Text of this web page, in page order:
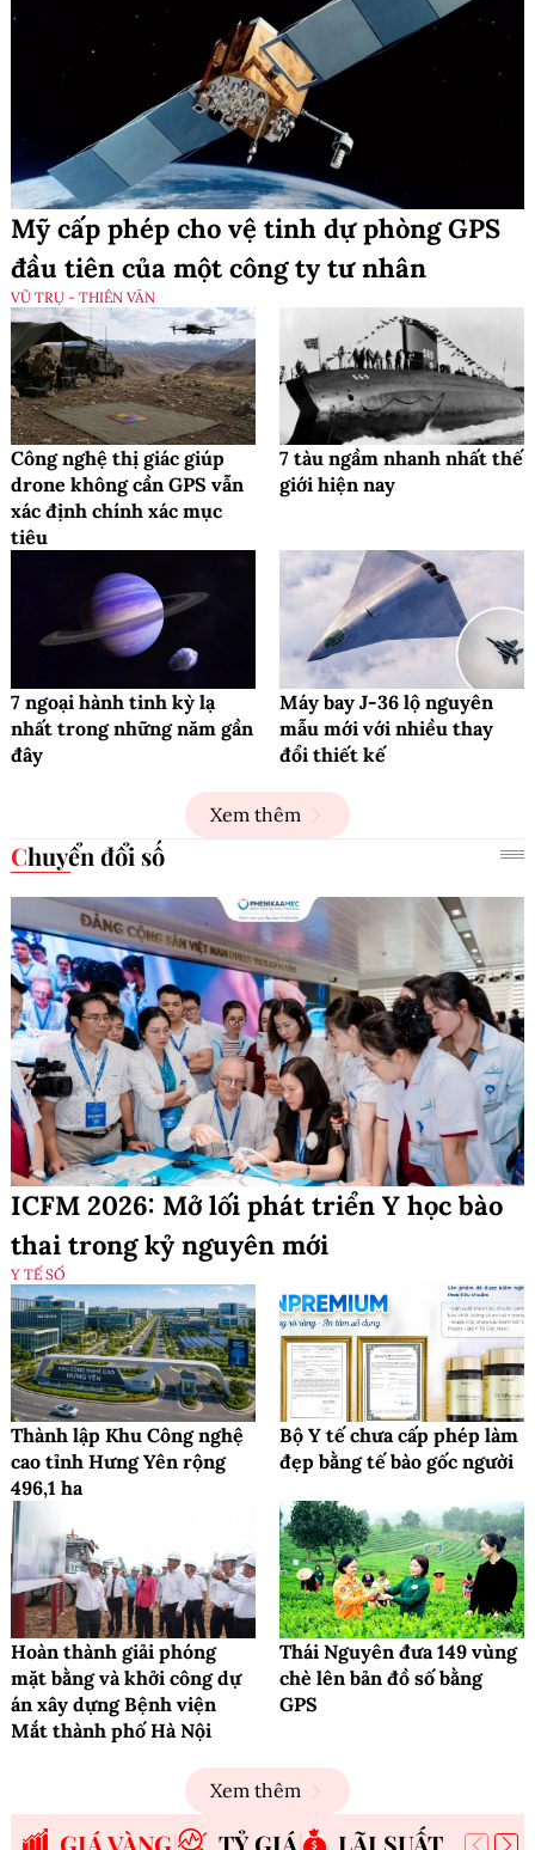
Mỹ cấp phép cho vệ tinh dự phòng GPS
đầu tiên của một công ty tư nhân
VŨ TRỤ - THIÊN VĂN
Công nghệ thị giác giúp
drone không cần GPS vẫn
xác định chính xác mục
tiêu
7 tàu ngầm nhanh nhất thế
giới hiện nay
7 ngoại hành tinh kỳ lạ
nhất trong những năm gần
đây
Máy bay J-36 lộ nguyên
mẫu mới với nhiều thay
đổi thiết kế
Xem thêm
Chuyển đổi số
ICFM 2026: Mở lối phát triển Y học bào
thai trong kỷ nguyên mới
Y TẾ SỐ
Thành lập Khu Công nghệ
cao tỉnh Hưng Yên rộng
496,1 ha
Bộ Y tế chưa cấp phép làm
đẹp bằng tế bào gốc người
Hoàn thành giải phóng
mặt bằng và khởi công dự
án xây dựng Bệnh viện
Mắt thành phố Hà Nội
Thái Nguyên đưa 149 vùng
chè lên bản đồ số bằng
GPS
Xem thêm